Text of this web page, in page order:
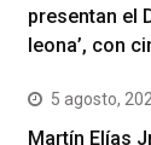
presentan el
leona’, con
5 agosto,
Martín Elías